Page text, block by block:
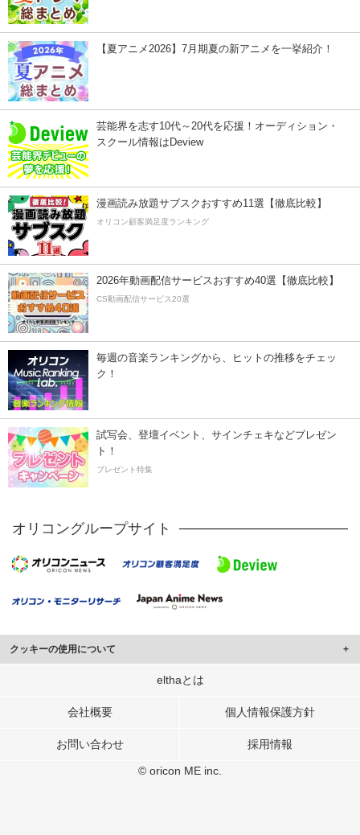
【夏アニメ2026】7月期夏の新アニメを一挙紹介！
芸能界を志す10代～20代を応援！オーディション・
スクール情報はDeview
漫画読み放題サブスクおすすめ11選【徹底比較】
オリコン顧客満足度ランキング
2026年動画配信サービスおすすめ40選【徹底比較】
CS動画配信サービス20選
毎週の音楽ランキングから、ヒットの推移をチェッ
ク！
試写会、登壇イベント、サインチェキなどプレゼン
ト！
プレゼント特集
オリコングループサイト
クッキーの使用について
このサイトでは Cookie を使用して、ユーザーに合わせたコンテンツや広告の
行っています。
メディアや広告配信、データ解析の各パートナーに提供しています。
elthaとは
会社概要 個人情報保護方針
お問い合わせ 採用情報
© oricon ME inc.